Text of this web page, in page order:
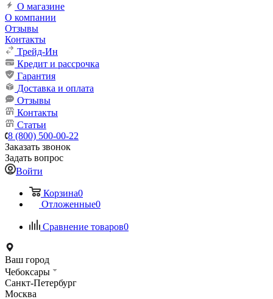
О магазине
О компании
Отзывы
Контакты
Трейд-Ин
Кредит и рассрочка
Гарантия
Доставка и оплата
Отзывы
Контакты
Статьи
8 (800) 500-00-22
Заказать звонок
Задать вопрос
Войти
Корзина0
Отложенные0
Сравнение товаров0
Ваш город
Чебоксары
Санкт-Петербург
Москва